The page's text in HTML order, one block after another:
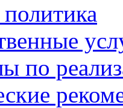
по